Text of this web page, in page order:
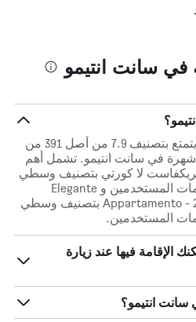
في سانت انتيمو
يعد فندق Hotel Chic والذي يتمتع بتصنيف 7.9 من أصل 391 من
شهرة في سانت انتيمو. تشمل أهم
بريكفاست لا كورتي بتصنيف وسطي
يبلغ 9.0 من أصل 73 من تقييمات المستخدمين و Elegante
Appartamento - 20 minuti da Napoli centro بتصنيف وسطي
الإقامة فيها عند زيارة
سانت انتيمو؟